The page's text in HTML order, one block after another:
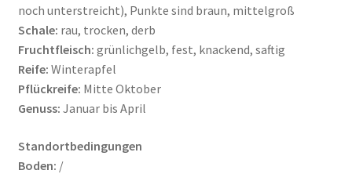
noch unterstreicht), Punkte sind braun, mittelgroß
Schale: rau, trocken, derb
Fruchtfleisch: grünlichgelb, fest, knackend, saftig
Reife: Winterapfel
Pflückreife: Mitte Oktober
Genuss: Januar bis April
Standortbedingungen
Boden: /